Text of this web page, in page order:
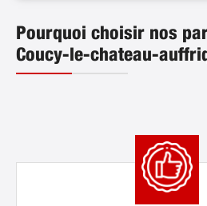
Pourquoi choisir nos
Coucy-le-chateau-